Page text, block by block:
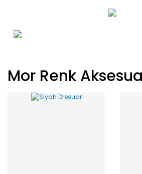
Mor Renk